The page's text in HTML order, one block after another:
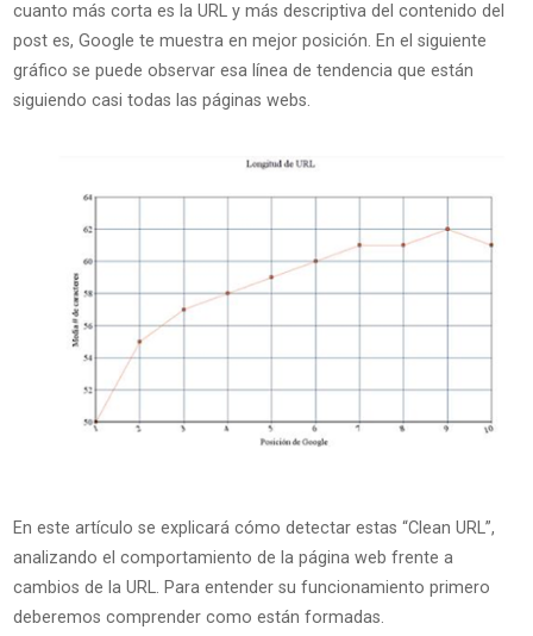
cuanto más corta es la URL y más descriptiva del contenido del
post es, Google te muestra en mejor posición. En el siguiente
gráfico se puede observar esa línea de tendencia que están
siguiendo casi todas las páginas webs.
En este artículo se explicará cómo detectar estas “Clean URL”,
analizando el comportamiento de la página web frente a
cambios de la URL. Para entender su funcionamiento primero
deberemos comprender como están formadas.